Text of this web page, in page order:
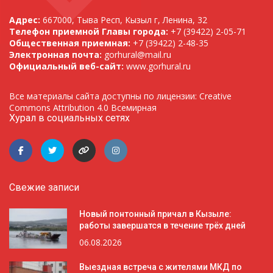
Адрес: 667000, Тыва Респ, Кызыл г, Ленина, 32
Телефон приемной Главы города: +7 (39422) 2-05-71
Общественная приемная: +7 (39422) 2-48-35
Электронная почта: gorhural@mail.ru
Официальный веб-сайт: www.gorhural.ru
Все материалы сайта доступны по лицензии: Creative
Commons Attribution 4.0 Всемирная
Хурал в социальных сетях
Свежие записи
Новый понтонный причал в Кызыле:
работы завершатся в течение трёх дней
06.08.2026
Выездная встреча с жителями МКД по